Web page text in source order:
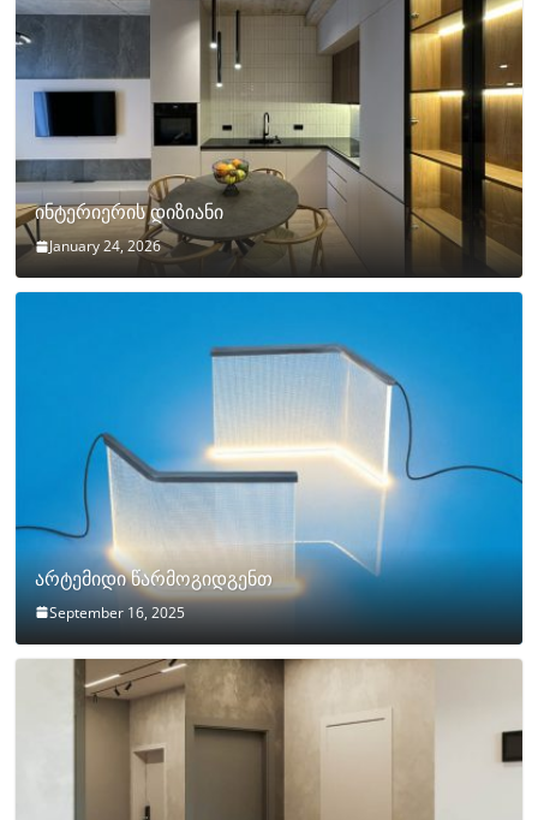
ინტერიერის დიზიანი
January 24, 2026
არტემიდი წარმოგიდგენთ
September 16, 2025